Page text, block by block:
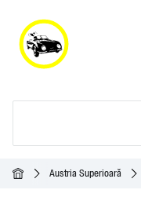
Acasă Austria Superioară